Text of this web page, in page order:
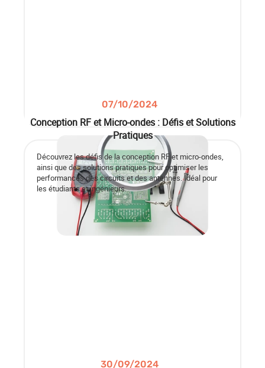
07/10/2024
Conception RF et Micro-ondes : Défis et Solutions
Pratiques
Découvrez les défis de la conception RF et micro-ondes,
ainsi que des solutions pratiques pour optimiser les
performances des circuits et des antennes. Idéal pour
les étudiants et ingénieurs.
30/09/2024